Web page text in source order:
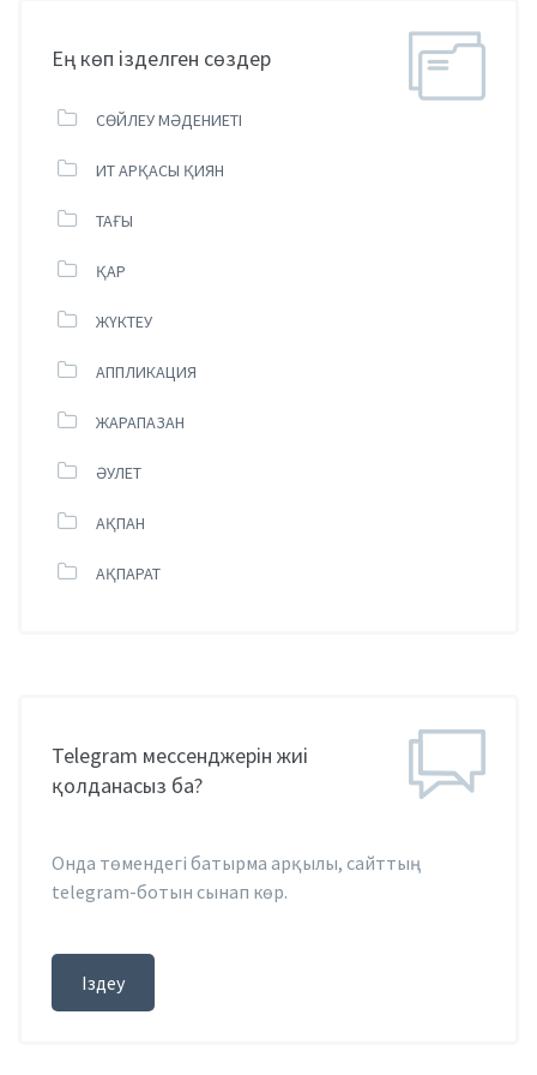
Ең көп ізделген сөздер
СӨЙЛЕУ МӘДЕНИЕТІ
ИТ АРҚАСЫ ҚИЯН
ТАҒЫ
ҚАР
ЖҮКТЕУ
АППЛИКАЦИЯ
ЖАРАПАЗАН
ӘУЛЕТ
АҚПАН
АҚПАРАТ
Telegram мессенджерін жиі
қолданасыз ба?
Онда төмендегі батырма арқылы, сайттың
telegram-ботын сынап көр.
Іздеу